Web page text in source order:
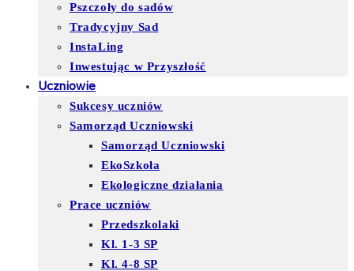
Pszczoły do sadów
Tradycyjny Sad
InstaLing
Inwestując w Przyszłość
Uczniowie
Sukcesy uczniów
Samorząd Uczniowski
Samorząd Uczniowski
EkoSzkoła
Ekologiczne działania
Prace uczniów
Przedszkolaki
Kl. 1-3 SP
Kl. 4-8 SP